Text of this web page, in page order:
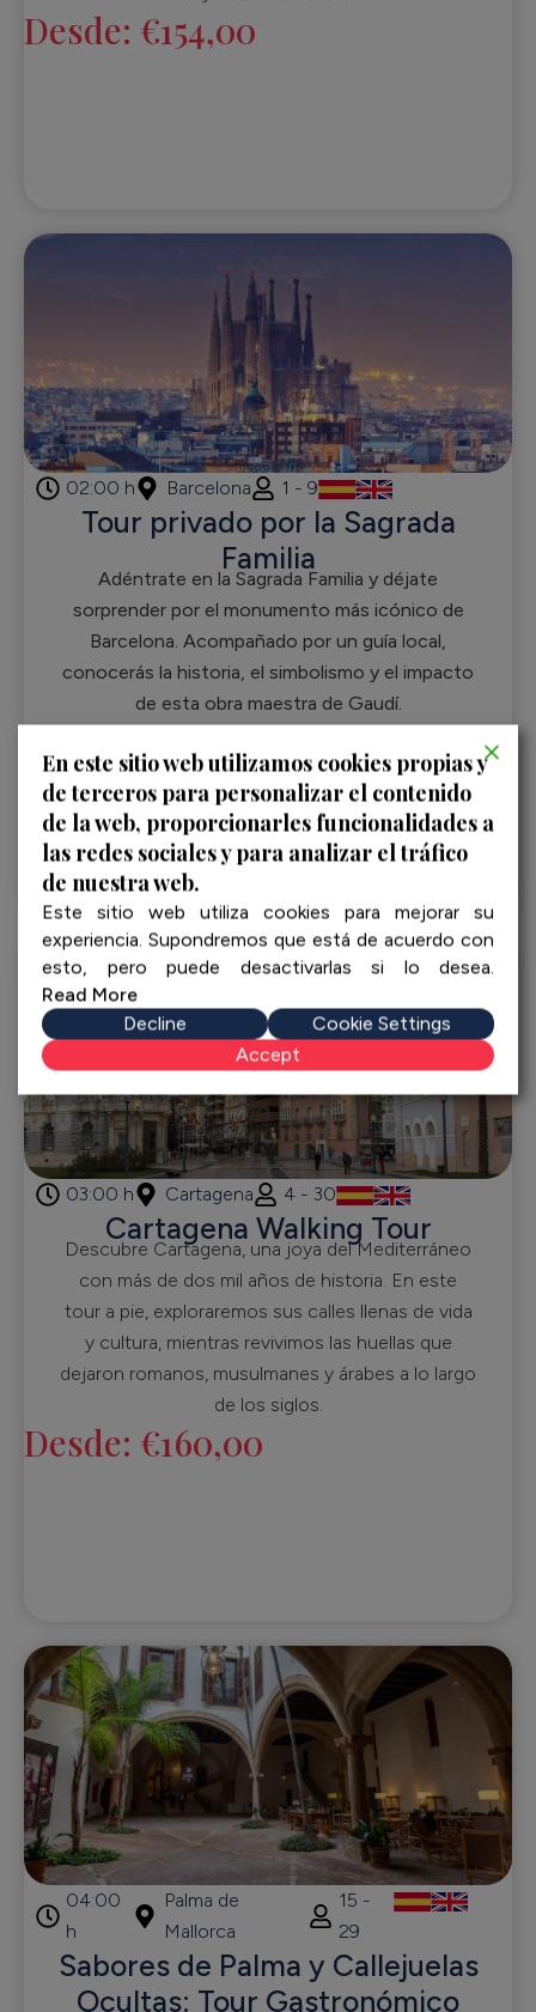
Desde: €154,00
02:00 h Barcelona 1 - 9
Tour privado por la Sagrada
Familia
Adéntrate en la Sagrada Familia y déjate
sorprender por el monumento más icónico de
Barcelona. Acompañado por un guía local,
conocerás la historia, el simbolismo y el impacto
de esta obra maestra de Gaudí.
Desde:€417,00
03:00 h Cartagena 4 - 30
Cartagena Walking Tour
Descubre Cartagena, una joya del Mediterráneo
con más de dos mil años de historia. En este
tour a pie, exploraremos sus calles llenas de vida
y cultura, mientras revivimos las huellas que
dejaron romanos, musulmanes y árabes a lo largo
de los siglos.
Desde: €160,00
04:00
h
Palma de
Mallorca
15 -
29
Sabores de Palma y Callejuelas
Ocultas: Tour Gastronómico
En este sitio web utilizamos cookies propias y
de terceros para personalizar el contenido
de la web, proporcionarles funcionalidades a
las redes sociales y para analizar el tráfico
de nuestra web.
Este sitio web utiliza cookies para mejorar su
experiencia. Supondremos que está de acuerdo con
esto, pero puede desactivarlas si lo desea.
Read More
Decline
Cookie Settings
Accept